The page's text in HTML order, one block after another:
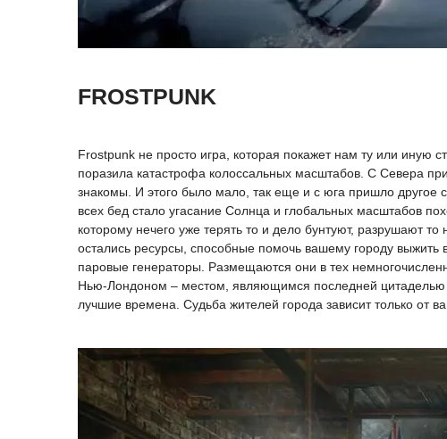
FROSTPUNK
Frostpunk не просто игра, которая покажет нам ту или иную
поразила катастрофа колоссальных масштабов. С Севера
знакомы. И этого было мало, так еще и с юга пришло другое
всех бед стало угасание Солнца и глобальных масштабов
которому нечего уже терять то и дело бунтуют, разрушают
остались ресурсы, способные помочь вашему городу выжить
паровые генераторы. Размещаются они в тех
Нью-Лондоном – местом, являющимся последней цитаделью
лучшие времена. Судьба жителей города зависит только от